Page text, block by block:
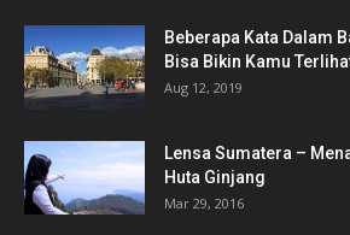
Beberapa Kata Dalam
Bisa Bikin Kamu
Aug 12, 2019
Lensa Sumatera –
Huta Ginjang
Mar 29, 2016